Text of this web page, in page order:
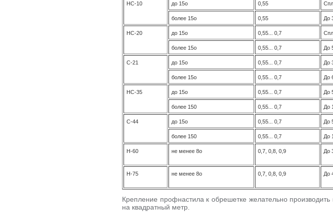
НС-10 до 15о 0,55
более 15о 0,55 До
НС-20 до 15о 0,55... 0,7
более 15о 0,55... 0,7 До
С-21 до 15о 0,55... 0,7 До
более 15о
0,55... 0,7 До
НС-35 до 15о 0,55... 0,7 До
более 150
0,55... 0,7 До
С-44 до 15о 0,55... 0,7 До
более 150
0,55... 0,7 До
Н-60 не менее 8о 0,7, 0,8, 0,9 До
Н-75 не менее 8о 0,7, 0,8, 0,9 До
Крепление профнастила к обрешетке желательно
на квадратный метр.